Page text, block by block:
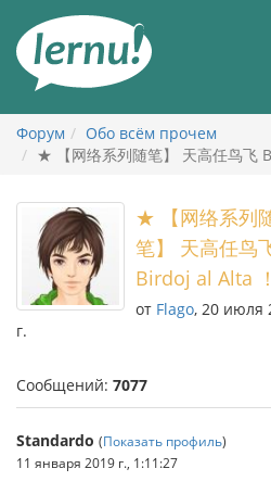
содержанию
Форум
Обо всём прочем
★ 【网络系列随笔】 天高任鸟飞
★ 【网络系列
笔】 天高任鸟
Birdoj al Alta ！
от Flago, 20 июля
г.
Сообщений: 7077
Standardo (Показать профиль)
11 января 2019 г., 1:11:27